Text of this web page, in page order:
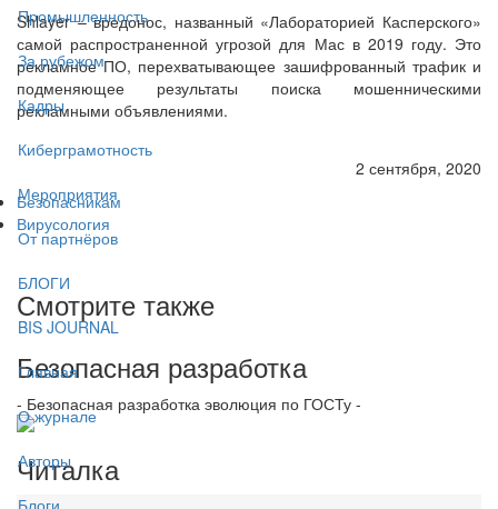
Промышленность
За рубежом
Кадры
Киберграмотность
Мероприятия
От партнёров
БЛОГИ
BIS JOURNAL
Главная
О журнале
Авторы
Блоги
Shlayer – вредонос, названный «Лабораторией Касперского»
самой распространенной угрозой для Мас в 2019 году. Это
рекламное ПО, перехватывающее зашифрованный трафик и
подменяющее результаты поиска мошенническими
рекламными объявлениями.
2 сентября, 2020
Безопасникам
Вирусология
Смотрите также
Безопасная разработка
- Безопасная разработка эволюция по ГОСТу -
Читалка